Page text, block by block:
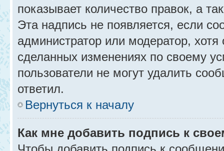
показывает количество правок, а
Эта надпись не появляется, если
администратор или модератор,
сделанных изменениях по своему
пользователи не могут удалить
ответил.
Вернуться к началу
Как мне добавить подпись к